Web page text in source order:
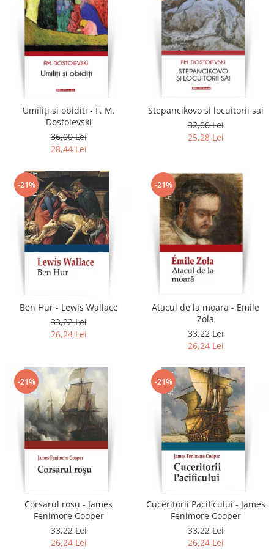
Umiliți si obiditi - F. M.
Dostoievski
36,00 Lei
28,44 Lei
Stepancikovo si locuitorii sai
32,00 Lei
25,28 Lei
-21%
Ben Hur - Lewis Wallace
33,22 Lei
26,24 Lei
-21%
Atacul de la moara - Emile
Zola
33,22 Lei
26,24 Lei
-21%
Corsarul rosu - James
Fenimore Cooper
33,22 Lei
26,24 Lei
-21%
Cuceritorii Pacificului - James
Fenimore Cooper
33,22 Lei
26,24 Lei